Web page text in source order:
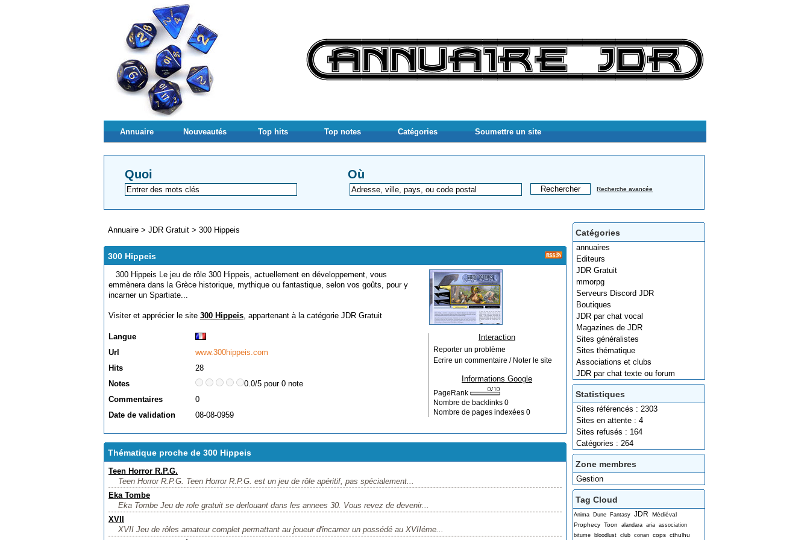
Annuaire Nouveautés Top hits Top notes Catégories Soumettre un site
Quoi Où
Recherche avancée
Catégories
annuaires
Editeurs
JDR Gratuit
mmorpg
Serveurs Discord JDR
Boutiques
JDR par chat vocal
Magazines de JDR
Sites généralistes
Sites thématique
Associations et clubs
JDR par chat texte ou forum
Statistiques
Sites référencés : 2303
Sites en attente : 4
Sites refusés : 164
Catégories : 264
Zone membres
Gestion
Tag Cloud
Anima Dune Fantasy JDR
Médiéval
Prophecy Toon alandara aria association
bitume
bloodlust club conan cops cthulhu
Annuaire > JDR Gratuit > 300 Hippeis
300 Hippeis
300 Hippeis Le jeu de rôle 300 Hippeis, actuellement en développement, vous
emmènera dans la Grèce historique, mythique ou fantastique, selon vos goûts, pour y
incarner un Spartiate...
Visiter et apprécier le site 300 Hippeis, appartenant à la catégorie JDR Gratuit
Langue
Url
www.300hippeis.com
Hits
28
Notes
0.0/5 pour 0 note
Commentaires
0
Date de validation
08-08-0959
Interaction
Reporter un problème
Ecrire un commentaire / Noter le site
Informations Google
PageRank
Nombre de backlinks 0
Nombre de pages indexées 0
Thématique proche de 300 Hippeis
Teen Horror R.P.G.
Teen Horror R.P.G. Teen Horror R.P.G. est un jeu de rôle apéritif, pas spécialement...
Eka Tombe
Eka Tombe Jeu de role gratuit se derlouant dans les annees 30. Vous revez de devenir...
XVII
XVII Jeu de rôles amateur complet permattant au joueur d'incarner un possédé au XVIIéme...